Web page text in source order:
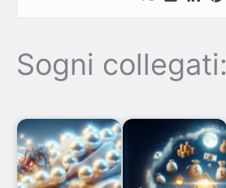
Sogni collegati: